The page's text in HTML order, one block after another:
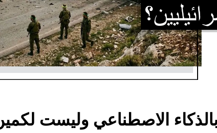
الاصطناعي وليست